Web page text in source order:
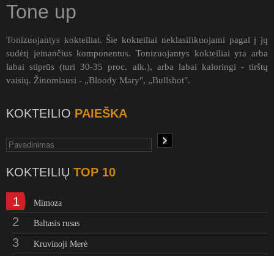
Tone up
Tonizuojantys kokteiliai. Šie kokteiliai neklasifikuojami pagal į jų
sudėtį įeinančius komponentus. Tonizuojantys kokteiliai yra arba
labai stiprūs (turi 30-35 proc. alk.), arba labai kaloringi - tirštų
vaisių. Žinomiausi - „Bloody Mary", „Bullshot".
KOKTEILIO PAIEŠKA
KOKTEILIŲ TOP 10
1 Mimoza
2 Baltasis rusas
3 Kruvinoji Merė